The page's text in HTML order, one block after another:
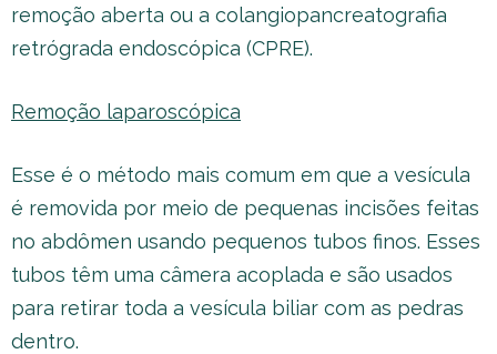
remoção aberta ou a colangiopancreatografia
retrógrada endoscópica (CPRE).
Remoção laparoscópica
Esse é o método mais comum em que a vesícula
é removida por meio de pequenas incisões feitas
no abdômen usando pequenos tubos finos. Esses
tubos têm uma câmera acoplada e são usados
para retirar toda a vesícula biliar com as pedras
dentro.